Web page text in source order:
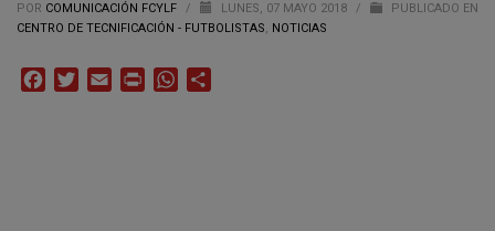
POR COMUNICACIÓN FCYLF / LUNES, 07 MAYO 2018 /
PUBLICADO EN
CENTRO DE TECNIFICACIÓN - FUTBOLISTAS, NOTICIAS
FacebookTwitterEmail Print WhatsApp